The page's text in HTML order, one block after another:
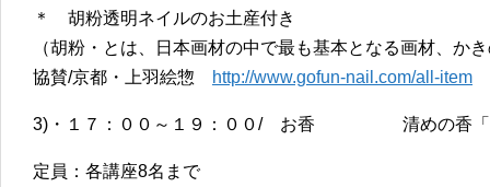
＊ 胡粉透明ネイルのお土産付き
（胡粉・とは、日本画材の中で最も基本となる画材、か
協賛/京都・上羽絵惣
http://www.gofun-nail.com/all-item
3)・１７：００～１９：００/ お香 清めの香「
定員：各講座8名まで